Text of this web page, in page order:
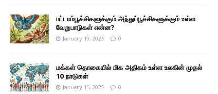
பட்டாம்பூச்சிகளுக்கும் அந்துப்பூச்சிகளுக்கும் உள்ள
வேறுபாடுகள் என்ன?
January 19, 2025 0
மக்கள் தொகையில் மிக அதிகம் உள்ள உலகின் முதல்
10 நாடுகள்
January 15, 2025 0